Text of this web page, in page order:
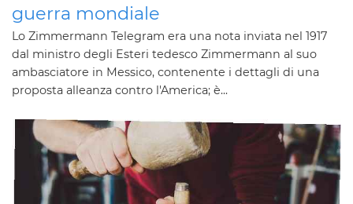
guerra mondiale
Lo Zimmermann Telegram era una nota inviata nel 1917
dal ministro degli Esteri tedesco Zimmermann al suo
ambasciatore in Messico, contenente i dettagli di una
proposta alleanza contro l'America; è...